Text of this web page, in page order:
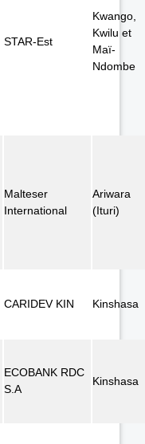
STAR-Est
Kwango,
Kwilu et
Maï-
Ndombe
Malteser
International
Ariwara
(Ituri)
CARIDEV KIN Kinshasa
ECOBANK RDC
S.A
Kinshasa